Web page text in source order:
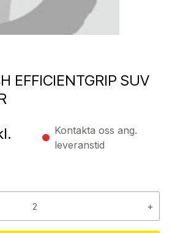
EFFICIENTGRIP SUV
Kontakta oss ang.
leveranstid
+